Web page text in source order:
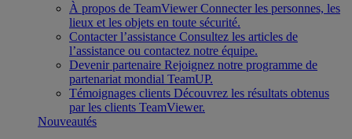
À propos de TeamViewer Connecter les personnes, les
lieux et les objets en toute sécurité.
Contacter l’assistance Consultez les articles de
l’assistance ou contactez notre équipe.
Devenir partenaire Rejoignez notre programme de
partenariat mondial TeamUP.
Témoignages clients Découvrez les résultats obtenus
par les clients TeamViewer.
Nouveautés